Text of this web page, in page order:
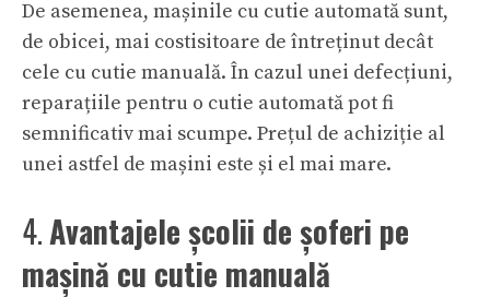
De asemenea, mașinile cu cutie automată sunt,
de obicei, mai costisitoare de întreținut decât
cele cu cutie manuală. În cazul unei defecțiuni,
reparațiile pentru o cutie automată pot fi
semnificativ mai scumpe. Prețul de achiziție al
unei astfel de mașini este și el mai mare.
4.Avantajele școlii de șoferi pe
mașină cu cutie manuală